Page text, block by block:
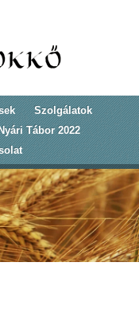
Szolgálatok
Tábor 2022